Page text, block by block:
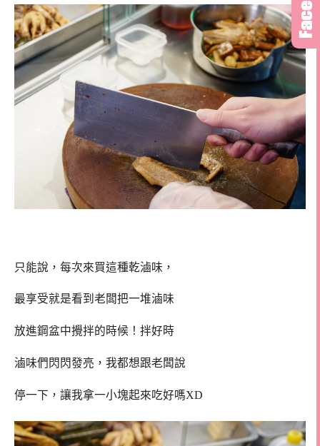
只能說，每次來買這種乾滷味，
最享受就是看到老闆把一堆滷味
放進鋼盆中攪拌的時候！拌好時
滷味們閃閃發亮，我都想跟老闆說
停一下，讓我拿一小塊起來吃好嗎XD